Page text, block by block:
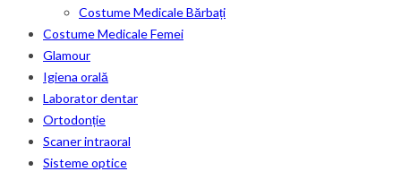
Costume Medicale Bărbați
Costume Medicale Femei
Glamour
Igiena orală
Laborator dentar
Ortodonție
Scaner intraoral
Sisteme optice